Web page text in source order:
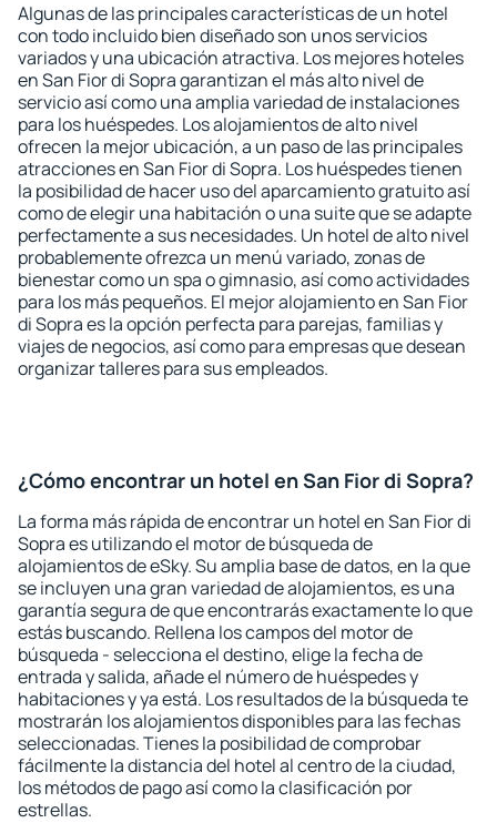
Algunas de las principales características de un hotel
con todo incluido bien diseñado son unos servicios
variados y una ubicación atractiva. Los mejores hoteles
en San Fior di Sopra garantizan el más alto nivel de
servicio así como una amplia variedad de instalaciones
para los huéspedes. Los alojamientos de alto nivel
ofrecen la mejor ubicación, a un paso de las principales
atracciones en San Fior di Sopra. Los huéspedes tienen
la posibilidad de hacer uso del aparcamiento gratuito así
como de elegir una habitación o una suite que se adapte
perfectamente a sus necesidades. Un hotel de alto nivel
probablemente ofrezca un menú variado, zonas de
bienestar como un spa o gimnasio, así como actividades
para los más pequeños. El mejor alojamiento en San Fior
di Sopra es la opción perfecta para parejas, familias y
viajes de negocios, así como para empresas que desean
organizar talleres para sus empleados.
¿Cómo encontrar un hotel en San Fior di Sopra?
La forma más rápida de encontrar un hotel en San Fior di
Sopra es utilizando el motor de búsqueda de
alojamientos de eSky. Su amplia base de datos, en la que
se incluyen una gran variedad de alojamientos, es una
garantía segura de que encontrarás exactamente lo que
estás buscando. Rellena los campos del motor de
búsqueda - selecciona el destino, elige la fecha de
entrada y salida, añade el número de huéspedes y
habitaciones y ya está. Los resultados de la búsqueda te
mostrarán los alojamientos disponibles para las fechas
seleccionadas. Tienes la posibilidad de comprobar
fácilmente la distancia del hotel al centro de la ciudad,
los métodos de pago así como la clasificación por
estrellas.